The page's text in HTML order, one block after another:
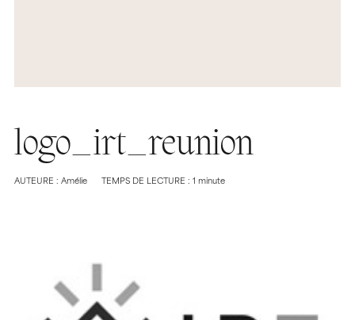
logo_irt_reunion
AUTEURE : Amélie TEMPS DE LECTURE : 1 minute